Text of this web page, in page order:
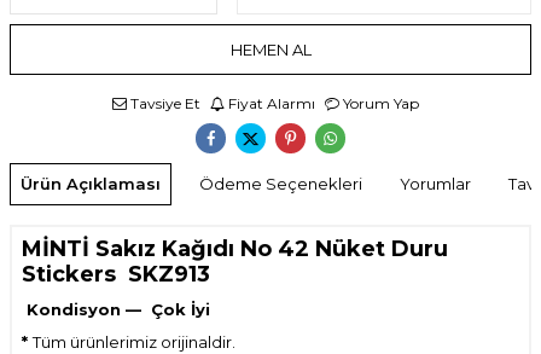
HEMEN AL
Tavsiye Et Fiyat Alarmı Yorum Yap
Ürün Açıklaması Ödeme Seçenekleri Yorumlar
MİNTİ Sakız Kağıdı No 42 Nüket Duru
Stickers SKZ913
Kondisyon — Çok İyi
* Tüm ürünlerimiz orijinaldir.